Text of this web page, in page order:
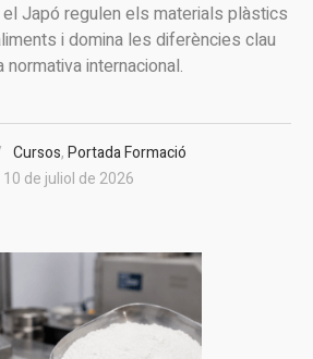
el Japó regulen els materials plàstics
i domina les diferències clau
normativa internacional.
Cursos,Portada Formació
10 de juliol de 2026